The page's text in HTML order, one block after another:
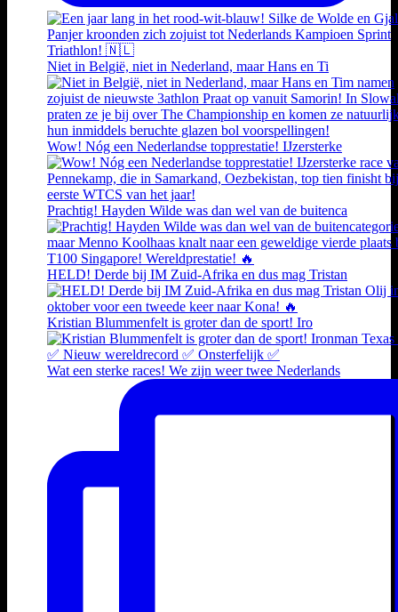
Niet in België, niet in Nederland, maar Hans en Ti
Wow! Nóg een Nederlandse topprestatie! IJzersterke
Prachtig! Hayden Wilde was dan wel van de buitenca
HELD! Derde bij IM Zuid-Afrika en dus mag Tristan
Kristian Blummenfelt is groter dan de sport! Iro
Wat een sterke races! We zijn weer twee Nederlands